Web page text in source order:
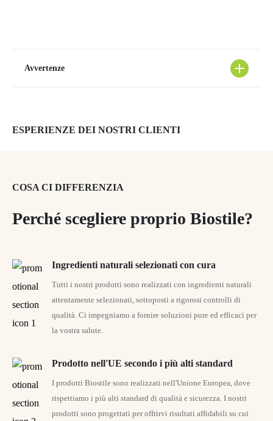
Avvertenze
superate.
Conservare a una temperatura fino a 25°C, al riparo dall’umidità
ESPERIENZE DEI NOSTRI CLIENTI
COSA CI DIFFERENZIA
Perché scegliere proprio Biostile?
Ingredienti naturali selezionati con cura
Tutti i nostri prodotti sono realizzati con ingredienti naturali
attentamente selezionati, sottoposti a rigorosi controlli di
qualità. Ci impegniamo a fornire soluzioni pure ed efficaci per
la vostra salute.
Prodotto nell'UE secondo i più alti standard
I prodotti Biostile sono realizzati nell'Unione Europea, dove
rispettiamo i più alti standard di qualità e sicurezza. I nostri
prodotti sono progettati per offrirvi risultati affidabili su cui